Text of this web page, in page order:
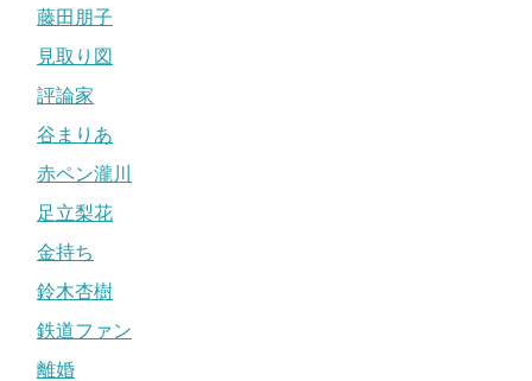
藤田朋子
見取り図
評論家
谷まりあ
赤ペン瀧川
足立梨花
金持ち
鈴木杏樹
鉄道ファン
離婚